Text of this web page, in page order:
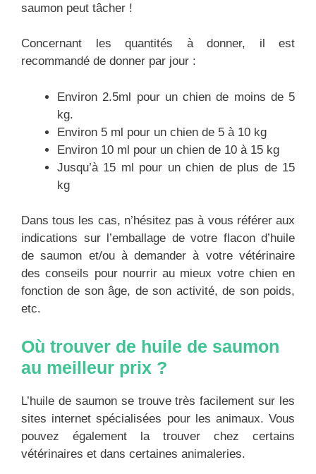
saumon peut tâcher !
Concernant les quantités à donner, il est
recommandé de donner par jour :
Environ 2.5ml pour un chien de moins de 5
kg.
Environ 5 ml pour un chien de 5 à 10 kg
Environ 10 ml pour un chien de 10 à 15 kg
Jusqu’à 15 ml pour un chien de plus de 15
kg
Dans tous les cas, n’hésitez pas à vous référer aux
indications sur l’emballage de votre flacon d’huile
de saumon et/ou à demander à votre vétérinaire
des conseils pour nourrir au mieux votre chien en
fonction de son âge, de son activité, de son poids,
etc.
Où trouver de huile de saumon
au meilleur prix ?
L’huile de saumon se trouve très facilement sur les
sites internet spécialisées pour les animaux. Vous
pouvez également la trouver chez certains
vétérinaires et dans certaines animaleries.